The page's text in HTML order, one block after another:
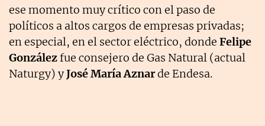
ese momento muy crítico con el paso de
políticos a altos cargos de empresas privadas;
en especial, en el sector eléctrico, donde Felipe
Gonzálezfue consejero de Gas Natural (actual
Naturgy) yJosé María Aznarde Endesa.